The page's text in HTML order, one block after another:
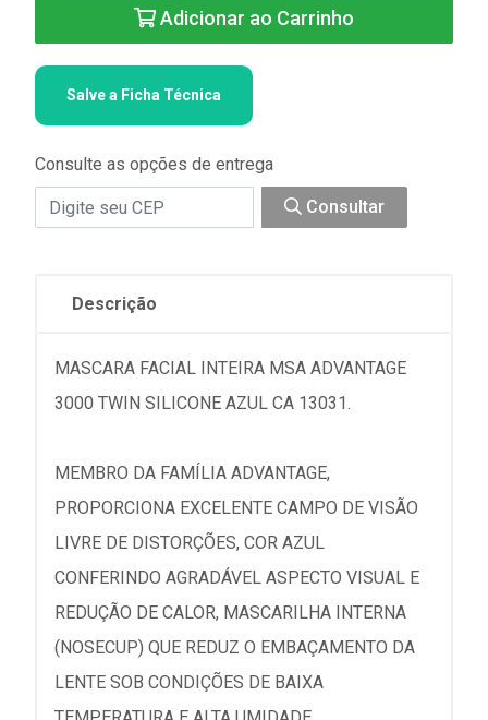
Adicionar ao Carrinho
Salve a Ficha Técnica
Consulte as opções de entrega
Consultar
Descrição
MASCARA FACIAL INTEIRA MSA ADVANTAGE
3000 TWIN SILICONE AZUL CA 13031.
MEMBRO DA FAMÍLIA ADVANTAGE,
PROPORCIONA EXCELENTE CAMPO DE VISÃO
LIVRE DE DISTORÇÕES, COR AZUL
CONFERINDO AGRADÁVEL ASPECTO VISUAL E
REDUÇÃO DE CALOR, MASCARILHA INTERNA
(NOSECUP) QUE REDUZ O EMBAÇAMENTO DA
LENTE SOB CONDIÇÕES DE BAIXA